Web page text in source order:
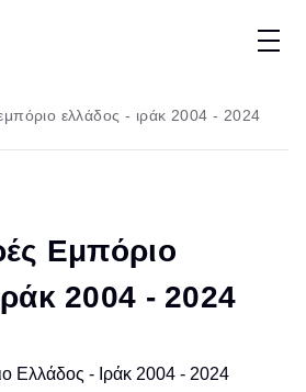
ελλάδος - ιράκ 2004 - 2024
Εμπόριο
2004 - 2024